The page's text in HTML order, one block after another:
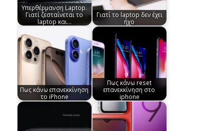
Υπερθέρμανση Laptop.
Γιατί ζεσταίνεται το
laptop και…
Γιατί το laptop δεν έχει
ήχο
Πως κάνω επανεκκίνηση
το iPhone
Πως κάνω reset
επανεκκίνηση στο
iphone